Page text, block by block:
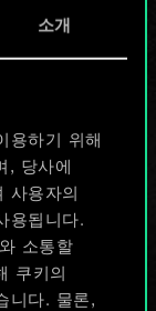
소개
용하기 위해
, 당사에
사용자의
용됩니다.
소통할
쿠키의
니다. 물론,
고
하기